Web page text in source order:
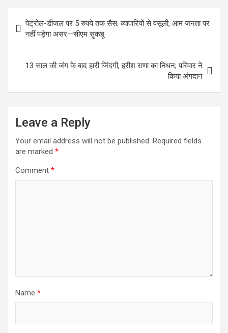
Post
navigation
पेट्रोल-डीजल पर 5 रुपये तक सैस: व्यापारियों से वसूली, आम जनता पर
नहीं पड़ेगा असर—सीएम सुक्खू
13 साल की जंग के बाद हारी जिंदगी, हरीश राणा का निधन; परिवार ने
किया अंगदान
Leave a Reply
Your email address will not be published. Required fields
are marked *
Comment *
Name *